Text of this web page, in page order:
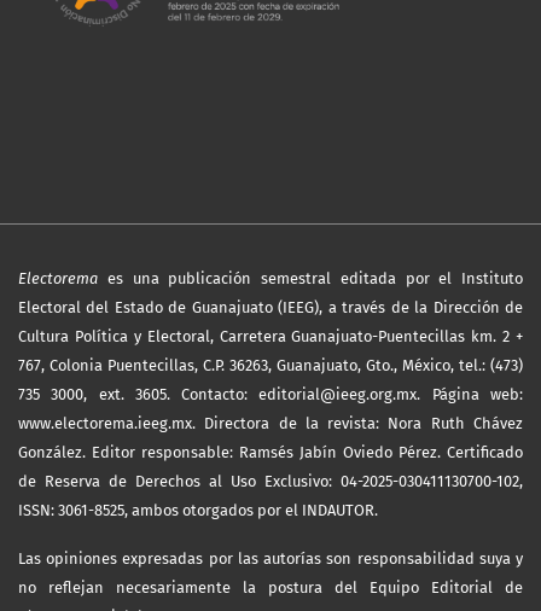
Electorema es una publicación semestral editada por el Instituto
Electoral del Estado de Guanajuato (IEEG), a través de la Dirección de
Cultura Política y Electoral, Carretera Guanajuato-Puentecillas km. 2 +
767, Colonia Puentecillas, C.P. 36263, Guanajuato, Gto., México, tel.: (473)
735 3000, ext. 3605. Contacto: editorial@ieeg.org.mx. Página web:
www.electorema.ieeg.mx. Directora de la revista: Nora Ruth Chávez
González. Editor responsable: Ramsés Jabín Oviedo Pérez. Certificado
de Reserva de Derechos al Uso Exclusivo: 04-2025-030411130700-102,
ISSN: 3061-8525, ambos otorgados por el INDAUTOR.
Las opiniones expresadas por las autorías son responsabilidad suya y
no reflejan necesariamente la postura del Equipo Editorial de